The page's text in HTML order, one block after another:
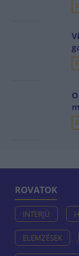
ROVATOK
INTERJÚ
ELEMZÉSEK